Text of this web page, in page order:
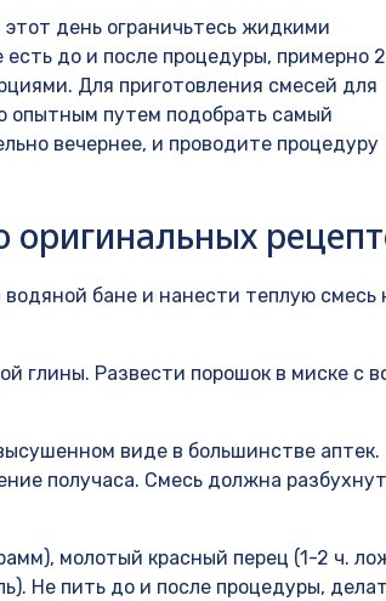
день ограничьтесь жидкими
до и после процедуры, примерно
Для приготовления смесей для
опытным путем подобрать самый
вечернее, и проводите процедуру
бане и нанести теплую смесь
глины. Развести порошок в миске с
виде в большинстве аптек.
получаса. Смесь должна
молотый красный перец (1-2 ч.
Не пить до и после процедуры,